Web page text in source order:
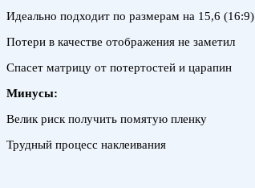
Идеально подходит по размерам на 15,6 (16:9)
Потери в качестве отображения не заметил
Спасет матрицу от потертостей и царапин
Минусы:
Велик риск получить помятую пленку
Трудный процесс наклеивания